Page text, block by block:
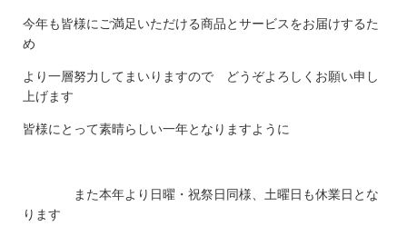
今年も皆様にご満足いただける商品とサービスをお届けするた
め
より一層努力してまいりますので どうぞよろしくお願い申し
上げます
皆様にとって素晴らしい一年となりますように
また本年より日曜・祝祭日同様、土曜日も休業日とな
ります